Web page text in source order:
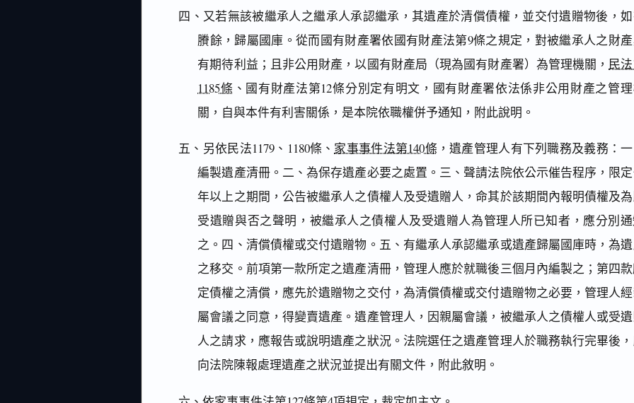
四、又若無該被繼承人之繼承人承認繼承，其遺產於清償債權，並交付遺贈物後，
賸餘，歸屬國庫。從而國有財產署依國有財產法第9條之規定，對被繼承人之財
有期待利益；且非公用財產，以國有財產局（現為國有財產署）為管理機關， 民
1185條 、國有財產法第12條分別定有明文，國有財產署依法係非公用財產之管
關，自與本件有利害關係，是本院依職權併予通知，附此說明。
五、另依民法1179、1180條、 家事事件法第140條 ，遺產管理人有下列職務及義務：一
編製遺產清冊。二、為保存遺產必要之處置。三、聲請法院依公示催告程序，限
年以上之期間，公告被繼承人之債權人及受遺贈人，命其於該期間內報明債權及
受遺贈與否之聲明，被繼承人之債權人及受遺贈人為管理人所已知者，應分別
之。四、清償債權或交付遺贈物。五、有繼承人承認繼承或遺產歸屬國庫時，為
之移交。前項第一款所定之遺產清冊，管理人應於就職後三個月內編製之；第四
定債權之清償，應先於遺贈物之交付，為清償債權或交付遺贈物之必要，管理人
屬會議之同意，得變賣遺產。遺產管理人，因親屬會議，被繼承人之債權人或受
人之請求，應報告或說明遺產之狀況。法院選任之遺產管理人於職務執行完畢後
向法院陳報處理遺產之狀況並提出有關文件，附此敘明。